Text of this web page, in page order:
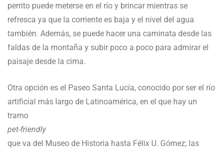
perrito puede meterse en el río y brincar mientras se
refresca ya que la corriente es baja y el nivel del agua
también. Además, se puede hacer una caminata desde las
faldas de la montaña y subir poco a poco para admirar el
paisaje desde la cima.
Otra opción es el Paseo Santa Lucía, conocido por ser el río
artificial más largo de Latinoamérica, en el que hay un
tramo
pet-friendly
que va del Museo de Historia hasta Félix U. Gómez; las